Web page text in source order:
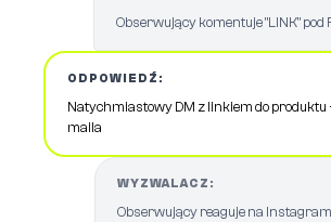
Obserwujący komentuje "LINK" pod
ODPOWIEDŹ:
Natychmiastowy DM z linkiem do produktu
maila
WYZWALACZ:
Obserwujący reaguje na